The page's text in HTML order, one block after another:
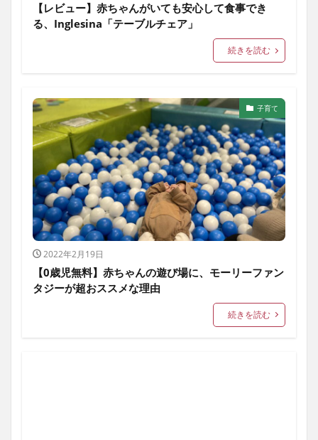
【レビュー】赤ちゃんがいても安心して食事でき
る、Inglesina「テーブルチェア」
続きを読む
子育て
2022年2月19日
【0歳児無料】赤ちゃんの遊び場に、モーリーファン
タジーが超おススメな理由
続きを読む